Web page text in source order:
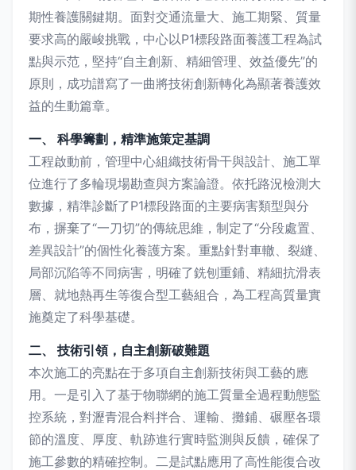
期性養護關鍵期。面對交通流量大、施工期緊、質量
要求高的嚴峻挑戰，中心以P1標段路面養護工程為試
點與示范，堅持“自主創新、精細管理、效益優先”的
原則，成功譜寫了一曲將技術創新轉化為顯著養護效
益的生動篇章。
一、 科學籌劃，精準施策定基調
工程啟動前，管理中心組織技術骨干與設計、施工單
位進行了多輪現場勘查與方案論證。依托路況檢測大
數據，精準診斷了P1標段路面的主要病害類型與分
布，摒棄了“一刀切”的傳統思維，制定了“分段處置、
差異設計”的個性化養護方案。重點針對車轍、裂縫、
局部沉陷等不同病害，明確了銑刨重鋪、精細抗滑表
層、就地熱再生等復合型工藝組合，為工程高質量實
施奠定了科學基礎。
二、 技術引領，自主創新破難題
本次施工的亮點在于多項自主創新技術與工藝的應
用。一是引入了基于物聯網的施工質量全過程動態監
控系統，對瀝青混合料拌合、運輸、攤鋪、碾壓各環
節的溫度、厚度、軌跡進行實時監測與反饋，確保了
施工參數的精確控制。二是試點應用了高性能復合改